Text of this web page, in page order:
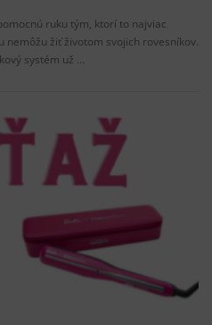
ruku tým, ktorí to najviac
žiť životom svojich rovesníkov.
systém už …